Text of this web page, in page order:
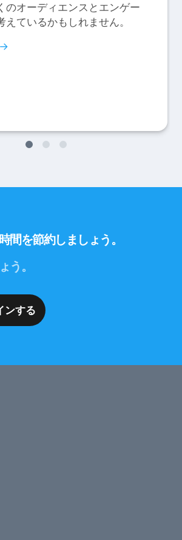
のオーディエンスとエンゲー
えているかもしれません。
間を節約しましょう。
う。
ンする